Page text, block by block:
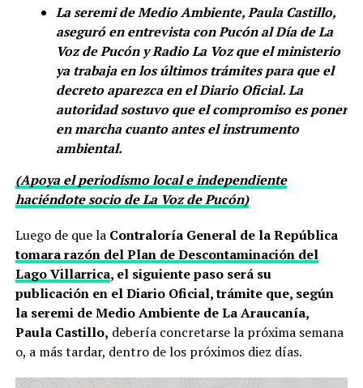
La seremi de Medio Ambiente, Paula Castillo,
aseguró en entrevista con Pucón al Día de La
Voz de Pucón y Radio La Voz que el ministerio
ya trabaja en los últimos trámites para que el
decreto aparezca en el Diario Oficial. La
autoridad sostuvo que el compromiso es poner
en marcha cuanto antes el instrumento
ambiental.
(Apoya el periodismo local e independiente
haciéndote socio de La Voz de Pucón)
Luego de que la Contraloría General de la República
tomara razón del Plan de Descontaminación del
Lago Villarrica, el siguiente paso será su
publicación en el Diario Oficial, trámite que, según
la seremi de Medio Ambiente de La Araucanía,
Paula Castillo, debería concretarse la próxima semana
o, a más tardar, dentro de los próximos diez días.